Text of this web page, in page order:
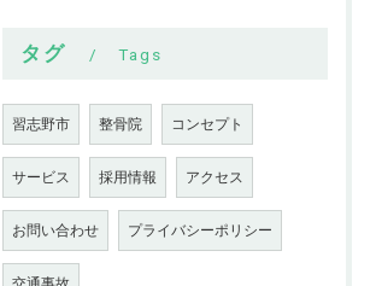
タグ Tags
習志野市 整骨院 コンセプト
サービス 採用情報 アクセス
お問い合わせ プライバシーポリシー